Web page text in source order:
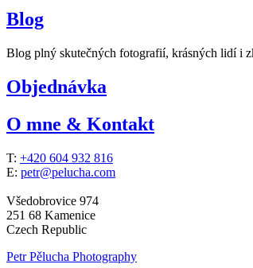
Blog
Blog plný skutečných fotografií, krásných lidí i
Objednávka
O mne & Kontakt
T: +420 604 932 816
E: petr@pelucha.com
Všedobrovice 974
251 68 Kamenice
Czech Republic
Petr Pělucha Photography